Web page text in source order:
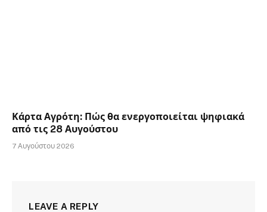
Κάρτα Αγρότη: Πώς θα ενεργοποιείται ψηφιακά
από τις 28 Αυγούστου
7 Αυγούστου 2026
LEAVE A REPLY